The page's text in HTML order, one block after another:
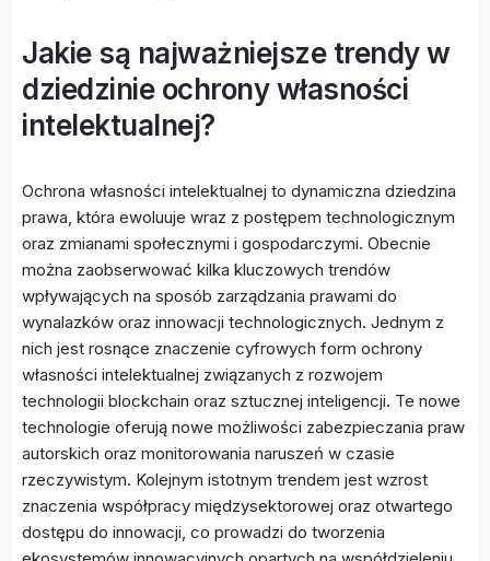
Jakie są najważniejsze trendy w
dziedzinie ochrony własności
intelektualnej?
Ochrona własności intelektualnej to dynamiczna dziedzina
prawa, która ewoluuje wraz z postępem technologicznym
oraz zmianami społecznymi i gospodarczymi. Obecnie
można zaobserwować kilka kluczowych trendów
wpływających na sposób zarządzania prawami do
wynalazków oraz innowacji technologicznych. Jednym z
nich jest rosnące znaczenie cyfrowych form ochrony
własności intelektualnej związanych z rozwojem
technologii blockchain oraz sztucznej inteligencji. Te nowe
technologie oferują nowe możliwości zabezpieczania praw
autorskich oraz monitorowania naruszeń w czasie
rzeczywistym. Kolejnym istotnym trendem jest wzrost
znaczenia współpracy międzysektorowej oraz otwartego
dostępu do innowacji, co prowadzi do tworzenia